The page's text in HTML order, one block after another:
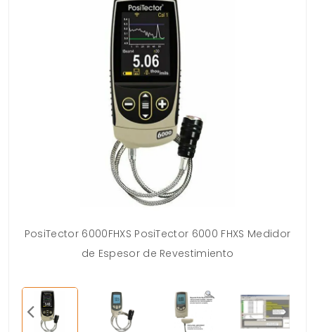
PosiTector 6000FHXS PosiTector 6000 FHXS Medidor
de Espesor de Revestimiento